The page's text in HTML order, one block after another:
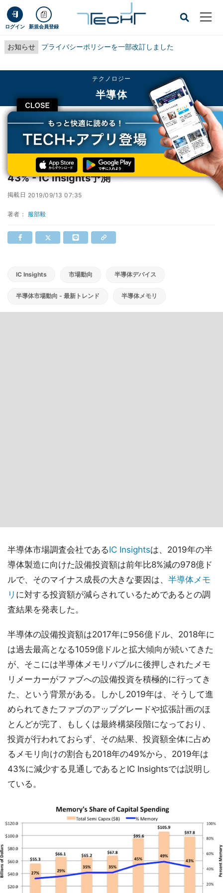
ログイン 新規会員登録
お知らせ プライバシーポリシーを一部改訂しました
CLOSE
テクノロジー
半導体
TECH+ テクノロジー
半導体
2019年の半導体メモリへの設備投資は全体の43% - IC Insights予測
2019年の半導体メモリへの設備投資は全体の
43% - IC Insights予測
掲載日 2019/09/13 07:35
著者： 服部毅
IC Insights 市場動向 半導体デバイス
半導体市場動向 - 最新トレンド 半導体メモリ
半導体市場調査会社であるIC Insightsは、2019年の半
導体製造に向けた設備投資額は前年比8%減の978億ド
ルで、そのマイナス成長の大きな要因は、 半導体メモ
リ に対する投資額が減らされているためであるとの調
査結果を発表した。
半導体の設備投資額は2017年に956億ドル、2018年に
は過去最高となる1059億ドルと拡大傾向が続いてきた
が、そこには半導体メモリバブルに後押しされたメモ
リメーカーがファブへの設備投資を積極的に行ってき
た、という背景がある。しかし2019年は、そうして進
められてきたファブのアップグレードや拡張計画のほ
とんどが完了、もしくは最終構築段階になっており、
投資が行われておらず、その結果、投資額全体に占め
るメモリ向けの割合も2018年の49%から、2019年は
43%に減少する見通しであるとIC Insightsでは説明し
ている。